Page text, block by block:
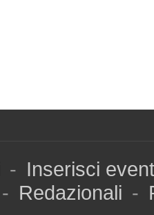
- Inserisci
- Redazionali -